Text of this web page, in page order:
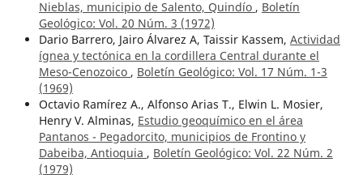
Nieblas, municipio de Salento, Quindío , Boletín
Geológico: Vol. 20 Núm. 3 (1972)
Dario Barrero, Jairo Álvarez A, Taissir Kassem, Actividad
ígnea y tectónica en la cordillera Central durante el
Meso-Cenozoico , Boletín Geológico: Vol. 17 Núm. 1-3
(1969)
Octavio Ramírez A., Alfonso Arias T., Elwin L. Mosier,
Henry V. Alminas, Estudio geoquímico en el área
Pantanos - Pegadorcito, municipios de Frontino y
Dabeiba, Antioquia , Boletín Geológico: Vol. 22 Núm. 2
(1979)